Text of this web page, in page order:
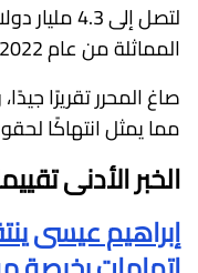
المماثلة من عام 2022، بحسب تقرير حديث عن المجلس.
صاغ المحرر تقريرًا
مما يمثل انتهاكًا
الخبر الأدنى
إبراهيم عيسى